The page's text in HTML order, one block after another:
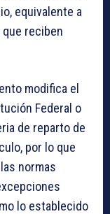
equivalente a
que reciben
modifica el
Federal o
de reparto de
por lo que
normas
lo establecido